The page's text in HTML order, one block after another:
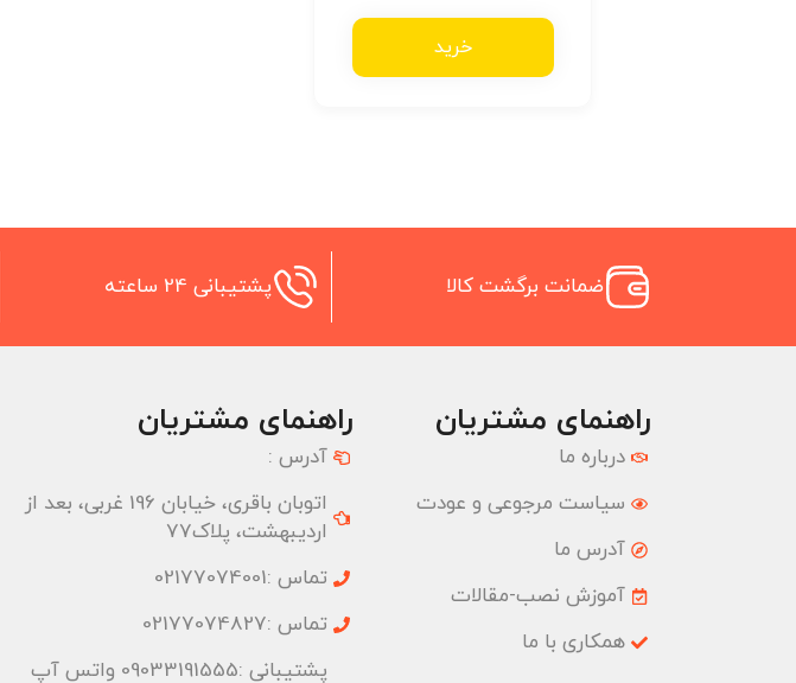
خرید
ضمانت برگشت کالا پشتیبانی 24 ساعته
راهنمای مشتریان
درباره ما
سیاست مرجوعی و عودت
آدرس ما
آموزش نصب-مقالات
همکاری با ما
راهنمای مشتریان
آدرس :
اتوبان باقری، خیابان 196 غربی، بعد از
اردیبهشت، پلاک77
تماس :02177074001
تماس :02177074827
پشتیبانی :09033191555 واتس آپ